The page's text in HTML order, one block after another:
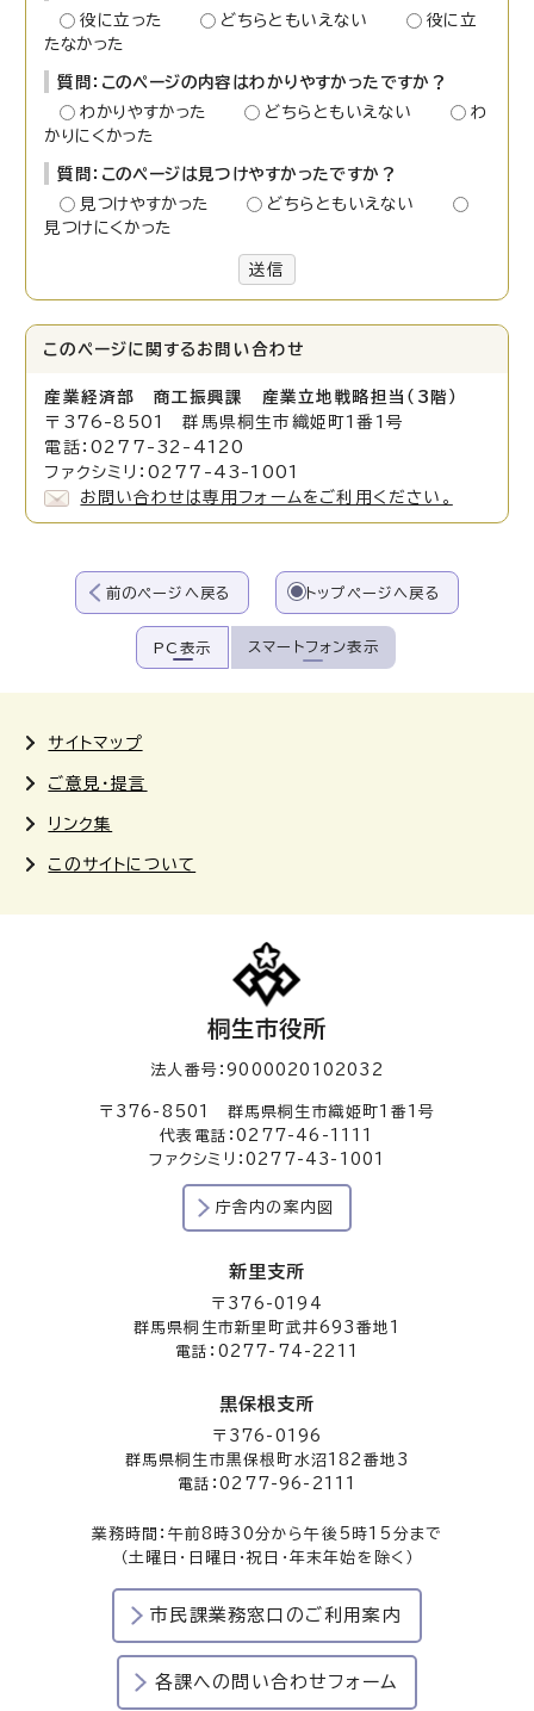
役に立った
どちらともいえない
役に立
たなかった
質問：このページの内容はわかりやすかったですか？
わかりやすかった
どちらともいえない
わ
かりにくかった
質問：このページは見つけやすかったですか？
見つけやすかった
どちらともいえない
見つけにくかった
送信
このページに関する お問い合わせ
産業経済部 商工振興課 産業立地戦略担当（3階）
〒376-8501 群馬県桐生市織姫町1番1号
電話：0277-32-4120
ファクシミリ：0277-43-1001
お問い合わせは専用フォームをご利用ください。
前のページへ戻る トップページへ戻る
PC表示 スマートフォン表示
サイトマップ
ご意見・提言
リンク集
このサイトについて
桐生市役所
法人番号：9000020102032
〒376-8501 群馬県桐生市織姫町1番1号
代表電話：0277-46-1111
ファクシミリ：0277-43-1001
庁舎内の案内図
新里支所
〒376-0194
群馬県桐生市新里町武井693番地1
電話：0277-74-2211
黒保根支所
〒376-0196
群馬県桐生市黒保根町水沼182番地3
電話：0277-96-2111
業務時間：午前8時30分から午後5時15分まで
（土曜日・日曜日・祝日・年末年始を除く）
市民課業務窓口のご利用案内
各課への問い合わせフォーム